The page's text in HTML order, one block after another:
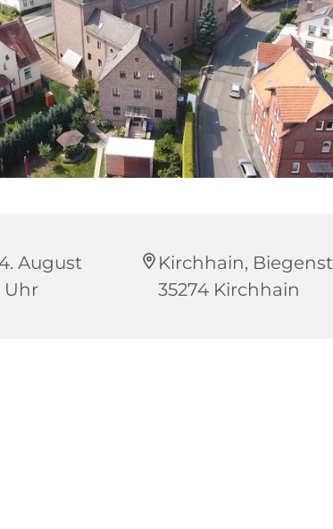
August
Uhr
Kirchhain,
35274 Kirchhain